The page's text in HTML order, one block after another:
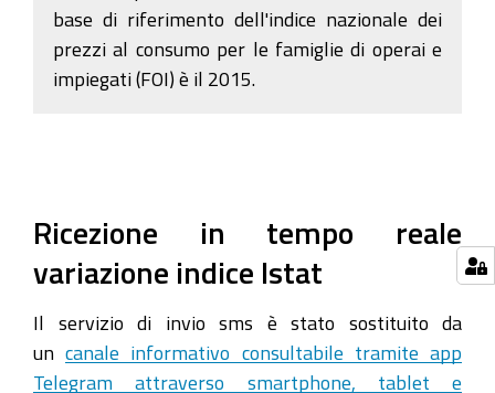
base di riferimento dell'indice nazionale dei
prezzi al consumo per le famiglie di operai e
impiegati (FOI) è il 2015.
Ricezione in tempo reale
variazione indice Istat
Il servizio di invio sms è stato sostituito da
uncanale informativo consultabile tramite app
Telegram attraverso smartphone, tablet e